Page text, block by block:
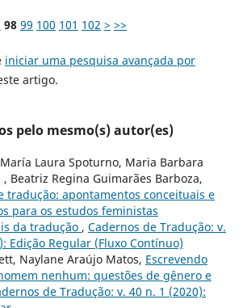
98 99 100 101 102 > >>
iniciar uma pesquisa avançada por
artigo.
pelo mesmo(s) autor(es)
Laura Spoturno, Maria Barbara
, Beatriz Regina Guimarães Barboza,
tradução: apontamentos conceituais e
para os estudos feministas
da tradução , Cadernos de Tradução: v.
Edição Regular (Fluxo Contínuo)
Naylane Araújo Matos, Escrevendo
nenhum: questões de gênero e
de Tradução: v. 40 n. 1 (2020):